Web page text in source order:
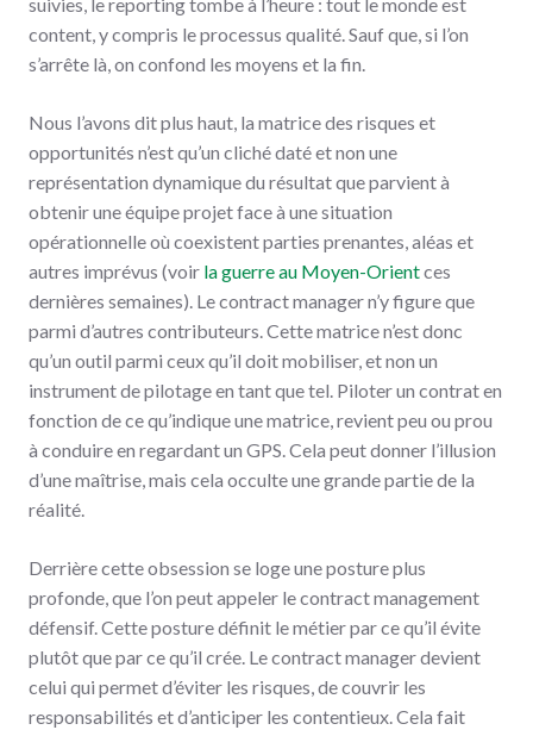
content, y compris le processus qualité. Sauf que, si l’on
s’arrête là, on confond les moyens et la fin.
Nous l’avons dit plus haut, la matrice des risques et
opportunités n’est qu’un cliché daté et non une
représentation dynamique du résultat que parvient à
obtenir une équipe projet face à une situation
opérationnelle où coexistent parties prenantes, aléas et
autres imprévus (voir la guerre au Moyen-Orientces
dernières semaines). Le contract manager n’y figure que
parmi d’autres contributeurs. Cette matrice n’est donc
qu’un outil parmi ceux qu’il doit mobiliser, et non un
instrument de pilotage en tant que tel. Piloter un contrat en
fonction de ce qu’indique une matrice, revient peu ou prou
à conduire en regardant un GPS. Cela peut donner l’illusion
d’une maîtrise, mais cela occulte une grande partie de la
réalité.
Derrière cette obsession se loge une posture plus
profonde, que l’on peut appeler le contract management
défensif. Cette posture définit le métier par ce qu’il évite
plutôt que par ce qu’il crée. Le contract manager devient
celui qui permet d’éviter les risques, de couvrir les
responsabilités et d’anticiper les contentieux. Cela fait